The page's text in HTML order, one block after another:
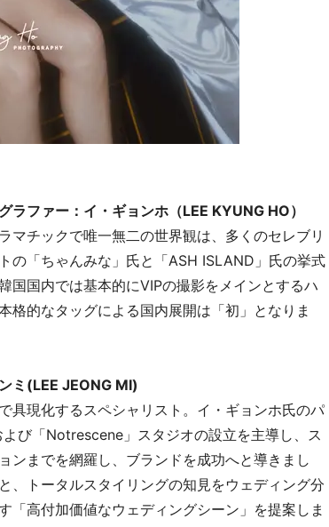
ラファー：イ・ギョンホ（LEE KYUNG HO）
マチックで唯一無二の世界観は、多くのセレブリ
の「ちゃんみな」氏と「ASH ISLAND」氏の挙式
国国内では基本的にVIPの撮影をメインとするハ
格的なタッグによる国内展開は「初」となりま
ミ(LEE JEONG MI)
具現化するスペシャリスト。イ・ギョンホ氏のパ
び「Notrescene」スタジオの設立を主導し、ス
ンまでを網羅し、ブランドを成功へと導きまし
、トータルスタイリングの知見をウェディング分
「高付加価値なウェディングシーン」を提案しま